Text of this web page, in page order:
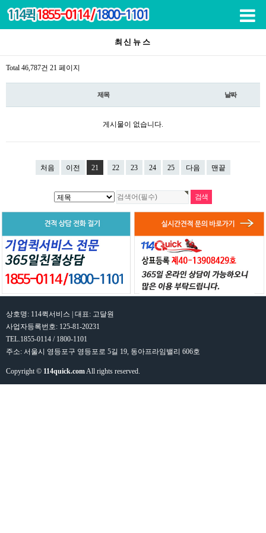
최신뉴스
Total 46,787건 21 페이지
제목 날짜
게시물이 없습니다.
처음 이전 21 22 23 24 25 다음 맨끝
상호명: 114퀵서비스 | 대표: 고달원
사업자등록번호: 125-81-20231
TEL.1855-0114 / 1800-1101
주소: 서울시 영등포구 영등포로 5길 19, 동아프라임밸리 606호
Copyright © 114quick.comAll rights reserved.